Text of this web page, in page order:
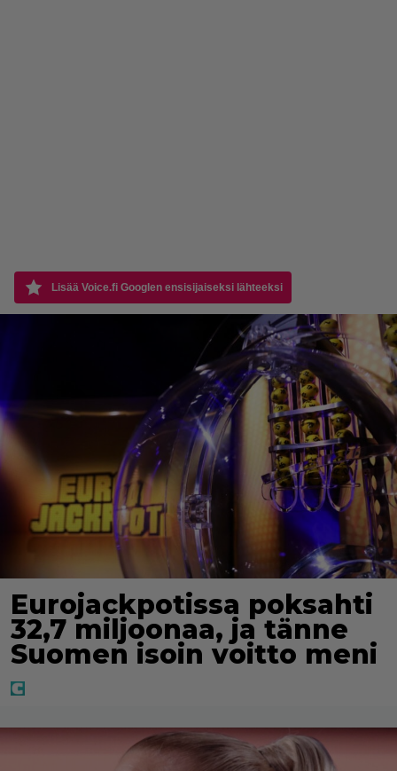
Lisää Voice.fi Googlen ensisijaiseksi lähteeksi
Eurojackpotissa poksahti
32,7 miljoonaa, ja tänne
Suomen isoin voitto meni